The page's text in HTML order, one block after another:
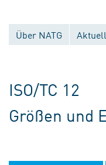
Über NATG
ISO/TC 12
Größen und